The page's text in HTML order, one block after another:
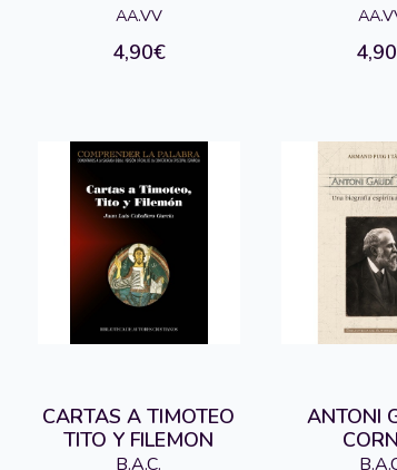
AA.VV
4,90€
CARTAS A TIMOTEO
TITO Y FILEMON
B.A.C.
ANTONI